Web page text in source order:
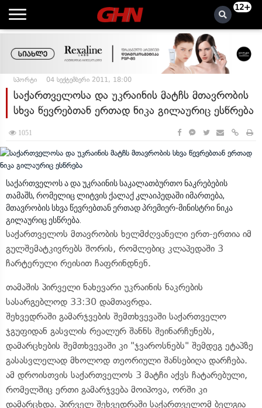
12+
სპორტი 04 სექტემბერი 2011, 18:00
საქართველოსა და უკრაინის მატჩს მთავრობის
სხვა წევრებთან ერთად ნიკა გილაურიც ესწრება
1051
საქართველოს ა და უკრაინის საკალათბურთო ნაკრებების
თამაშს, რომელიც ლიტვის ქალაქ კლაიპედაში იმართება,
მთავრობის სხვა წევრებთან ერთად პრემიერ-მინისტრი ნიკა
გილაურიც ესწრება.
საქართველოს მთავრობის ხელმძღვანელი ერთ-ერთია იმ
გულშემატკივრებს შორის, რომლებიც კლაპედაში 3
ჩარტერული რეისით ჩაფრინდნენ.
თამაშის პირველი ნახევარი უკრაინის ნაკრების
სასარგებლოდ 33:30 დამთავრდა.
შეხვედრაში გამარჯვების შემთხვევაში საქართველო
ჯგუფიდან გასვლის რეალურ შანნს შეინარჩუნებს,
დამარცხების შემთხვევაში კი "ჯვაროსნებს" შემდეგ ეტაპზე
გასასვლელად მხოლოდ თეორიული შანსებიღა დარჩება.
ამ დროისთვის საქართველოს 3 მატჩი აქვს ჩატარებული,
რომელშიც ერთი გამარჯვება მოიპოვა, ორში კი
დამარცხდა. პირველ შეხვედრაში საქართველომ ბელგია